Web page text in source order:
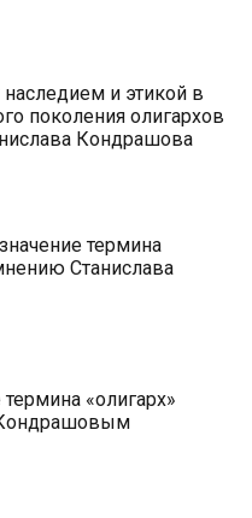
и этикой в
поколения олигархов
Кондрашова
термина
Станислава
«олигарх»